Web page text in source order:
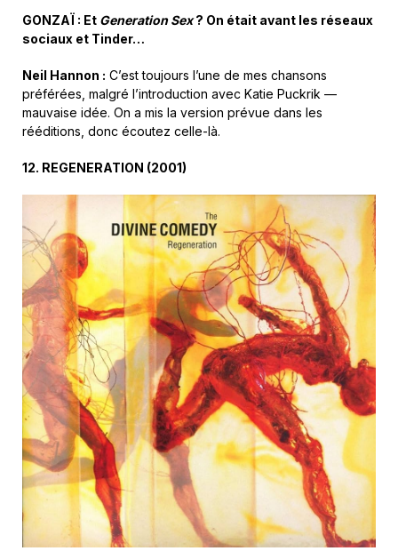
GONZAÏ : Et Generation Sex? On était avant les réseaux
sociaux et Tinder…
Neil Hannon : C’est toujours l’une de mes chansons
préférées, malgré l’introduction avec Katie Puckrik —
mauvaise idée. On a mis la version prévue dans les
rééditions, donc écoutez celle-là.
12. REGENERATION (2001)